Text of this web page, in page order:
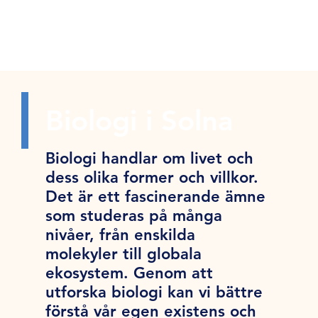
Biologi handlar om livet och
dess olika former och villkor.
Det är ett fascinerande ämne
som studeras på många
nivåer, från enskilda
molekyler till globala
ekosystem. Genom att
utforska biologi kan vi bättre
förstå vår egen existens och